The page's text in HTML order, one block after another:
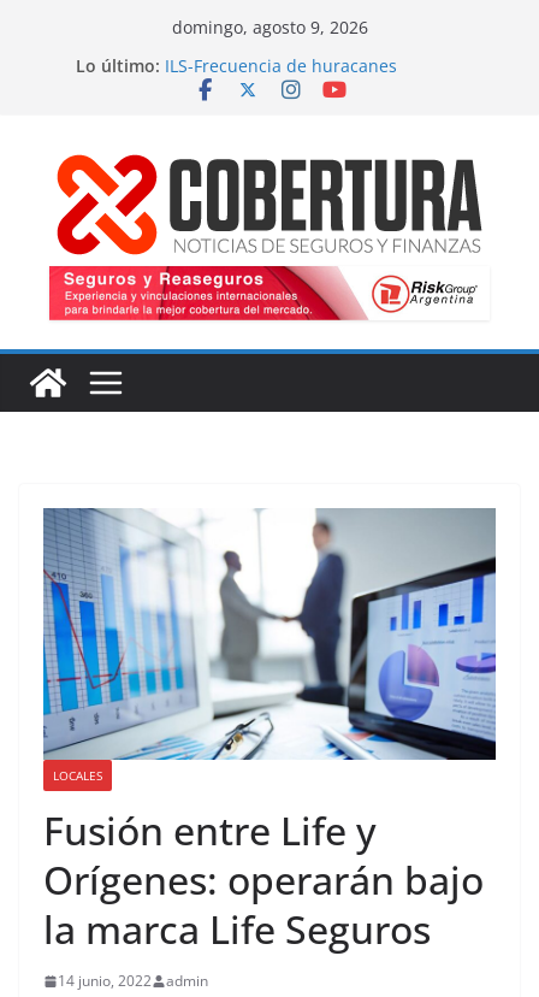
domingo, agosto 9, 2026
Lo último: ILS-Frecuencia de huracanes
Seguro marítimo-Presiones cruzadas
Fitch-Impulso a la innovación
LOCALES
Fusión entre Life y
Orígenes: operarán bajo
la marca Life Seguros
14 junio, 2022 admin